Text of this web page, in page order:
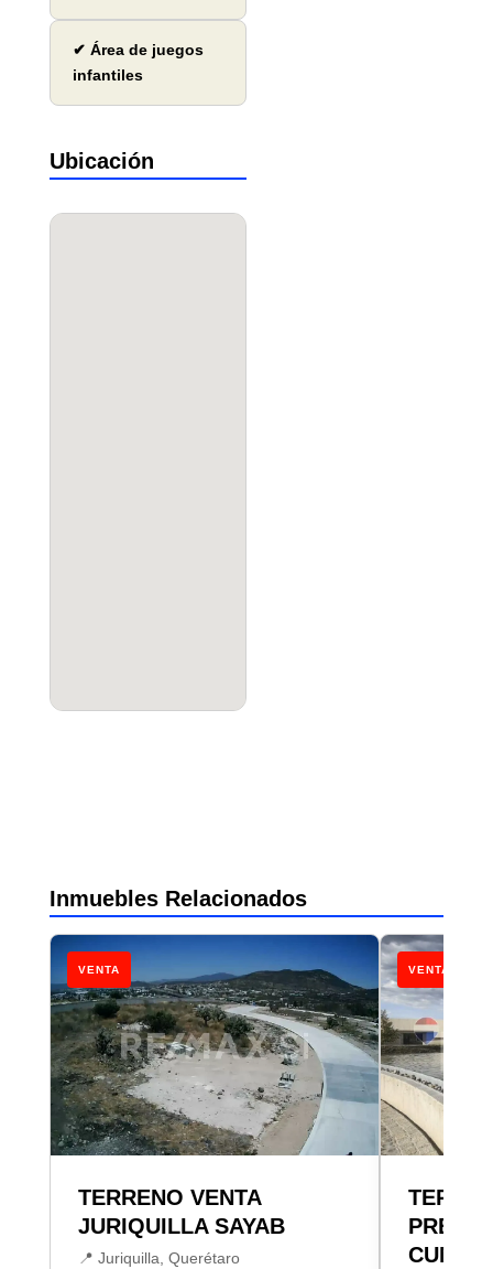
✔ Área de juegos
infantiles
Ubicación
Inmuebles Relacionados
VENTA
TERRENO VENTA
JURIQUILLA SAYAB
📍 Juriquilla, Querétaro
VENTA